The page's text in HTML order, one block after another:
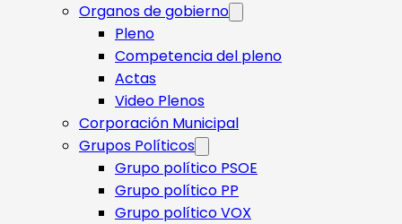
Organos de gobierno
Pleno
Competencia del pleno
Actas
Video Plenos
Corporación Municipal
Grupos Políticos
Grupo político PSOE
Grupo político PP
Grupo político VOX